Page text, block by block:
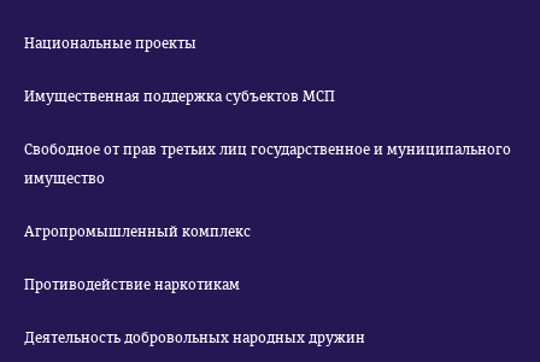
Национальные проекты
Имущественная поддержка субъектов МСП
Свободное от прав третьих лиц государственное и муниципального
имущество
Агропромышленный комплекс
Противодействие наркотикам
Деятельность добровольных народных дружин